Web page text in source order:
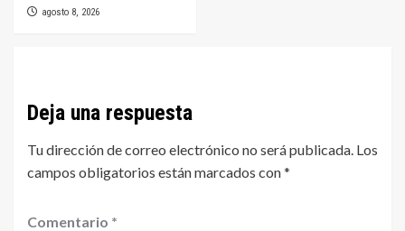
agosto 8, 2026
Deja una respuesta
Tu dirección de correo electrónico no será publicada. Los
campos obligatorios están marcados con*
Comentario *